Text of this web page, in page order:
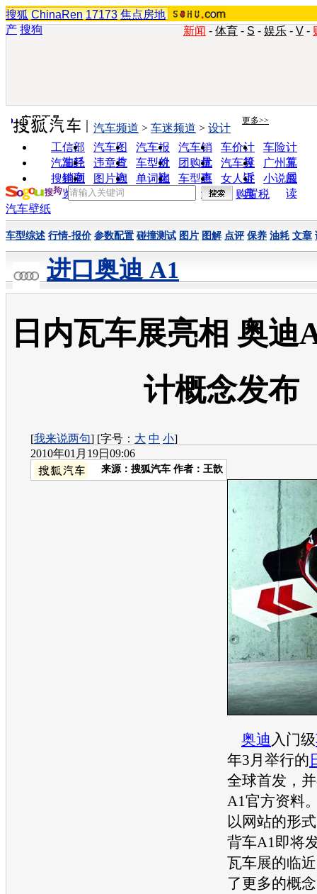
搜狐 ChinaRen 17173 焦点房地
产 搜狗 新闻 - 体育 - S - 娱乐 - V -
实用工具 更多>>
工信部
油耗
汽车图
片
汽车报
价
汽车销
量
车价计
算
车险计
算
汽车经
销商
违章查
询
车型对
比
团购优
惠
汽车投
诉
广州车
展
搜狗浏
览器
图片欣
赏
单词翻
车型查
询
女人宝
典
小说阅
读
汽车频道 > 车迷频道 > 设计
购置税
汽车壁纸
车型综述 行情-报价 参数配置 碰撞测试 图片 图解 点评 保养 油耗 文章
进口奥迪 A1
日内瓦车展亮相 奥迪
计概念发布
[我来说两句] [字号： 大 中 小]
2010年01月19日09:06
来源： 搜狐汽车 作者：王歆
奥迪 入门级
年3月举行的
全球首发，
A1官方资料
以网站的形
背车A1即将
瓦车展的临
了更多的概